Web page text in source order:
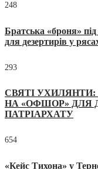
248
Братська «броня»
для дезертирів у
293
СВЯТІ
НА «ОФШОР» ДЛЯ
ПАТРІАРХАТУ
654
«Кейс Тихона» у